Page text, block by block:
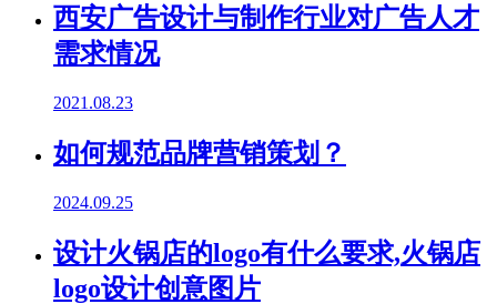
西安广告设计与制作行业对广告人才
需求情况
2021.08.23
如何规范品牌营销策划？
2024.09.25
设计火锅店的logo有什么要求,火锅店
logo设计创意图片